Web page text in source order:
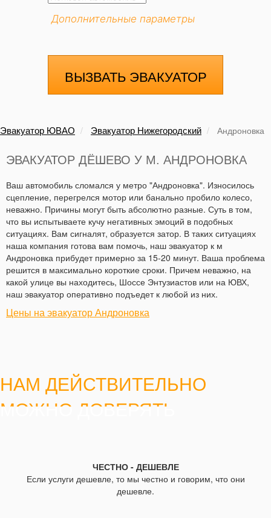
Дополнительные параметры
ВЫЗВАТЬ ЭВАКУАТОР
Эвакуатор ЮВАО Эвакуатор Нижегородский Андроновка
ЭВАКУАТОР ДЁШЕВО У М. АНДРОНОВКА
Ваш автомобиль сломался у метро "Андроновка". Износилось
сцепление, перегрелся мотор или банально пробило колесо,
неважно. Причины могут быть абсолютно разные. Суть в том,
что вы испытываете кучу негативных эмоций в подобных
ситуациях. Вам сигналят, образуется затор. В таких ситуациях
наша компания готова вам помочь, наш эвакуатор к м
Андроновка прибудет примерно за 15-20 минут. Ваша проблема
решится в максимально короткие сроки. Причем неважно, на
какой улице вы находитесь, Шоссе Энтузиастов или на ЮВХ,
наш эвакуатор оперативно подъедет к любой из них.
Цены на эвакуатор Андроновка
НАМ ДЕЙСТВИТЕЛЬНО
МОЖНО ДОВЕРЯТЬ
ЧЕСТНО - ДЕШЕВЛЕ
Если услуги дешевле, то мы честно и говорим, что они
дешевле.